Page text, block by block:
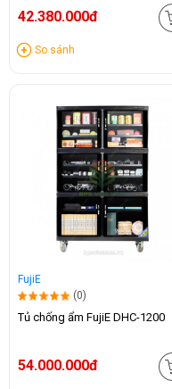
42.380.000đ
So sánh
FujiE
(0)
Tủ chống ẩm FujiE DHC-1200
54.000.000đ